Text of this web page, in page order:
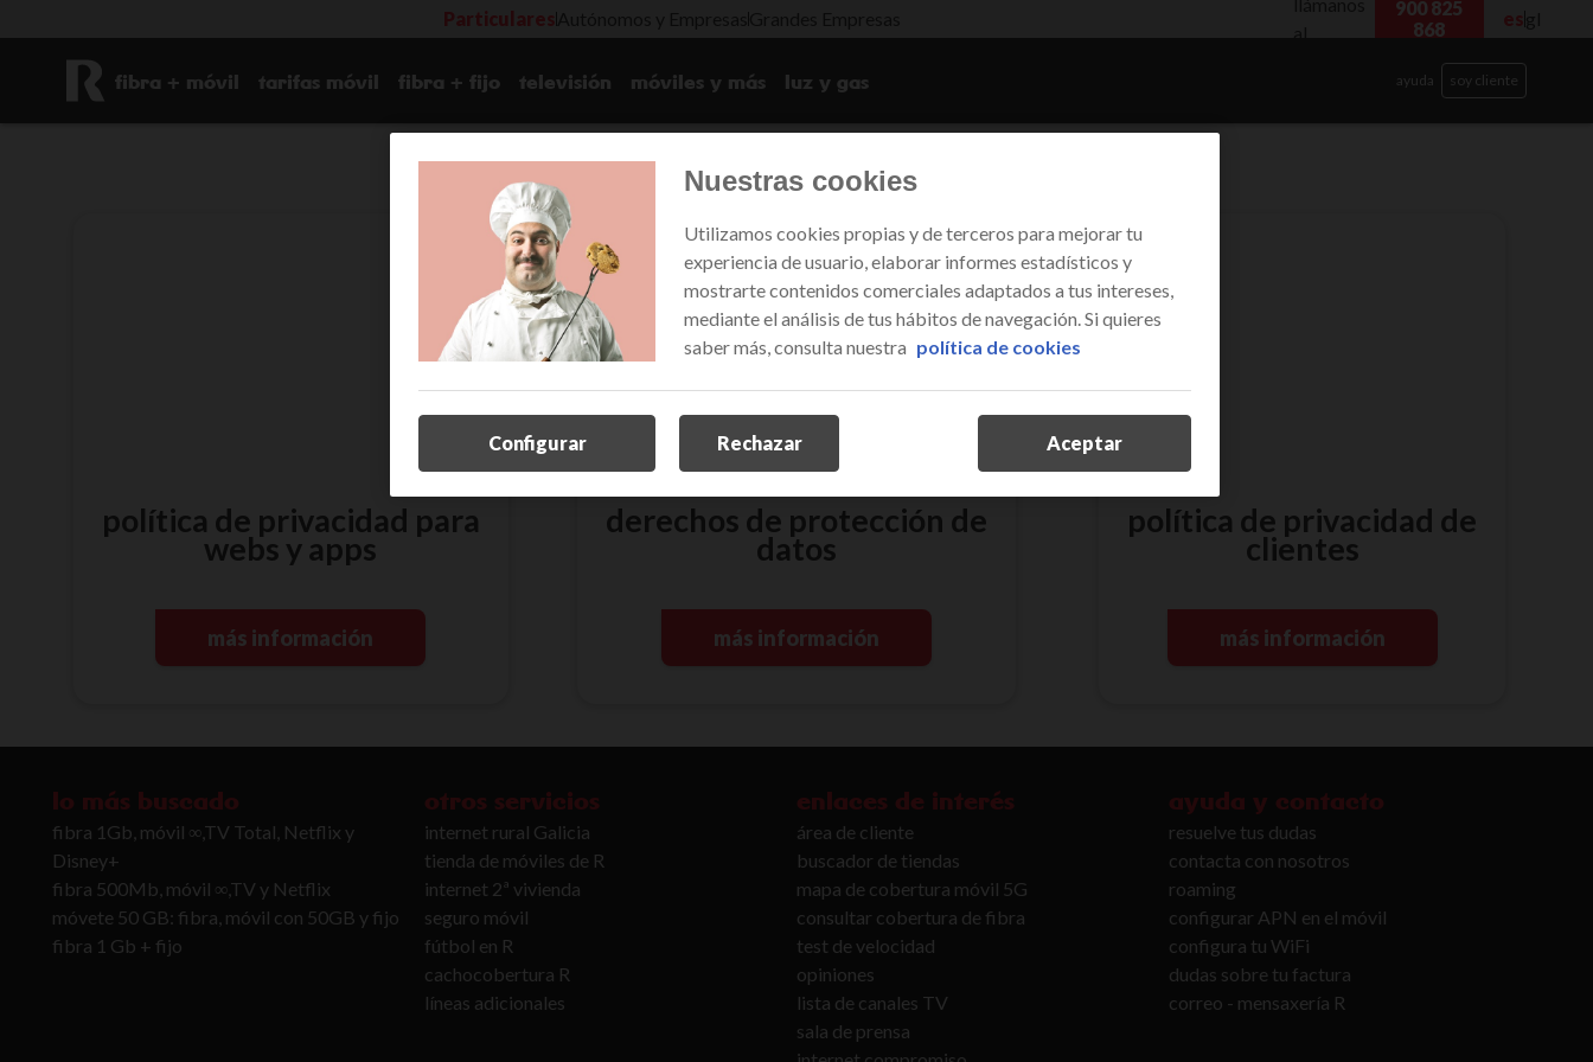
Particulares
900 825
868
es
fibra + móvil tarifas móvil fibra + fijo televisión móviles y más luz y gas ayuda soy cliente
políticas de privacidad
política de privacidad para
webs y apps
más información
derechos de protección de
datos
más información
política de privacidad de
clientes
más información
lo más buscado
fibra 1Gb, móvil ∞,TV Total, Netflix y
Disney+
fibra 500Mb, móvil ∞,TV y Netflix
móvete 50 GB: fibra, móvil con 50GB y fijo
fibra 1 Gb + fijo
otros servicios
internet rural Galicia
tienda de móviles de R
internet 2ª vivienda
seguro móvil
fútbol en R
cachocobertura R
líneas adicionales
enlaces de interés
área de cliente
buscador de tiendas
mapa de cobertura móvil 5G
consultar cobertura de fibra
test de velocidad
opiniones
lista de canales TV
sala de prensa
ayuda y contacto
resuelve tus dudas
contacta con nosotros
roaming
configurar APN en el móvil
configura tu WiFi
dudas sobre tu factura
correo - mensaxería R
Nuestras cookies
Utilizamos cookies propias y de terceros para mejorar tu
experiencia de usuario, elaborar informes estadísticos y
mostrarte contenidos comerciales adaptados a tus intereses,
mediante el análisis de tus hábitos de navegación. Si quieres
saber más, consulta nuestra política de cookies
Configurar Rechazar Aceptar